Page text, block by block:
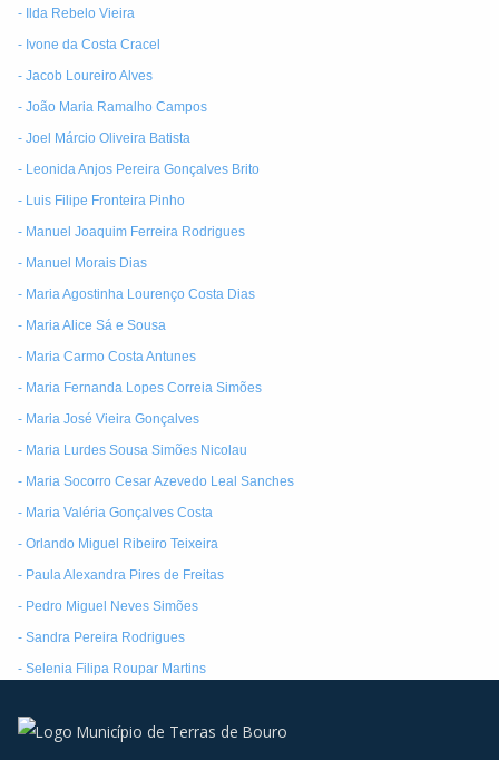
- Ilda Rebelo Vieira
- Ivone da Costa Cracel
- Jacob Loureiro Alves
- João Maria Ramalho Campos
- Joel Márcio Oliveira Batista
- Leonida Anjos Pereira Gonçalves Brito
- Luis Filipe Fronteira Pinho
- Manuel Joaquim Ferreira Rodrigues
- Manuel Morais Dias
- Maria Agostinha Lourenço Costa Dias
- Maria Alice Sá e Sousa
- Maria Carmo Costa Antunes
- Maria Fernanda Lopes Correia Simões
- Maria José Vieira Gonçalves
- Maria Lurdes Sousa Simões Nicolau
- Maria Socorro Cesar Azevedo Leal Sanches
- Maria Valéria Gonçalves Costa
- Orlando Miguel Ribeiro Teixeira
- Paula Alexandra Pires de Freitas
- Pedro Miguel Neves Simões
- Sandra Pereira Rodrigues
- Selenia Filipa Roupar Martins